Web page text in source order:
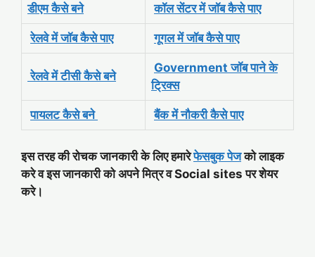
डीएम कैसे बने कॉल सेंटर में जॉब कैसे पाए
रेलवे में जॉब कैसे पाए गूगल में जॉब कैसे पाए
रेलवे में टीसी कैसे बने
Government जॉब पाने के
ट्रिक्स
पायलट कैसे बने बैंक में नौकरी कैसे पाए
इस तरह की रोचक जानकारी के लिए हमारेफेसबुक पेजको लाइक
करे व इस जानकारी को अपने मित्र व Social sites पर शेयर
करे।